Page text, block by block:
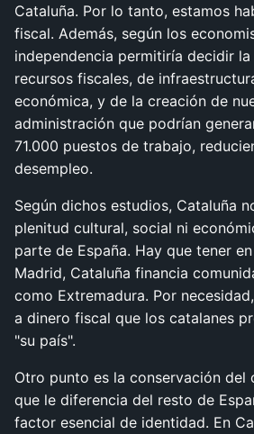
Cataluña. Por lo tanto, estamos
fiscal. Además, según los
independencia permitiría decidir
recursos fiscales, de
económica, y de la creación de
administración que podrían
71.000 puestos de trabajo,
desempleo.
Según dichos estudios, Cataluña
plenitud cultural, social ni
parte de España. Hay que tener
Madrid, Cataluña financia
como Extremadura. Por
a dinero fiscal que los catalanes
"su país".
Otro punto es la conservación del
que le diferencia del resto de
factor esencial de identidad. En